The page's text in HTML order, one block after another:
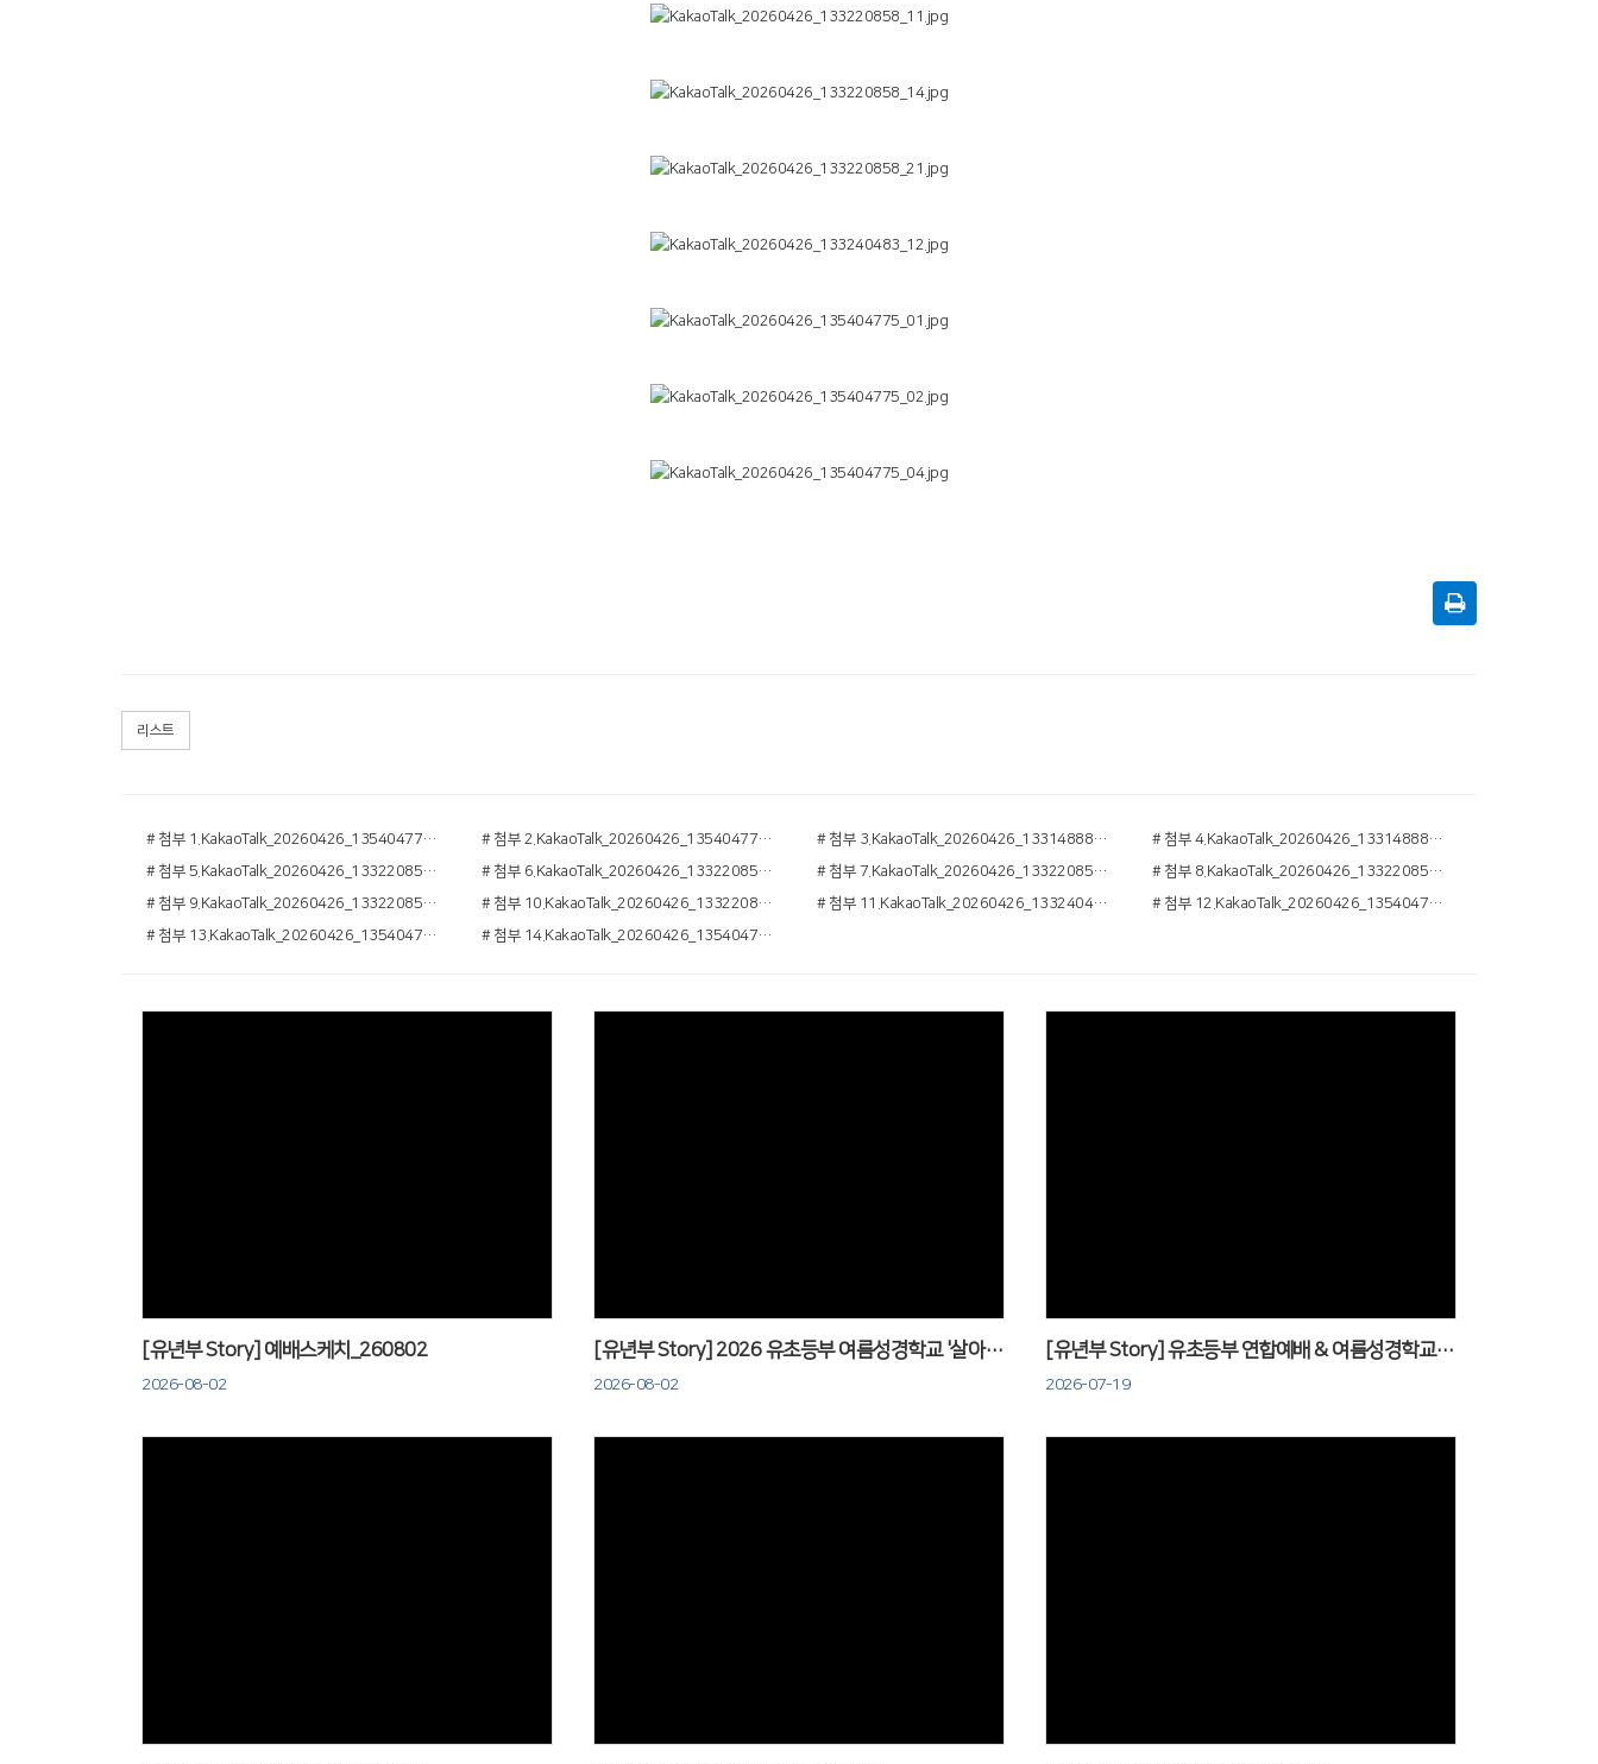
리스트
# 첨부 1.KakaoTalk_20260426_135404775_04.jpg # 첨부 2.KakaoTalk_20260426_135404775.jpg # 첨부 3.KakaoTalk_20260426_133148883_20.jpg
# 첨부 4.KakaoTalk_20260426_133148883_25.jpg
# 첨부 5.KakaoTalk_20260426_133220858_01.jpg
# 첨부 6.KakaoTalk_20260426_133220858_05.jpg # 첨부 7.KakaoTalk_20260426_133220858_10.jpg
# 첨부 8.KakaoTalk_20260426_133220858_11.jpg
# 첨부 9.KakaoTalk_20260426_133220858_14.jpg
# 첨부 10.KakaoTalk_20260426_133220858_21.jpg # 첨부 11.KakaoTalk_20260426_133240483_12.jpg
# 첨부 12.KakaoTalk_20260426_135404775_01.jpg
# 첨부 13.KakaoTalk_20260426_135404775_02.jpg
# 첨부 14.KakaoTalk_20260426_135404775_04.jpg
[유년부 Story] 예배스케치_260802
2026-08-02
[유년부 Story] 2026 유초등부 여름성경학교 '살아가요 하나님 나라'
2026-08-02
[유년부 Story] 유초등부 연합예배 & 여름성경학교 준비활동_260719
2026-07-19